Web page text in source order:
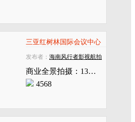
三亚红树林国际会议中心
发布者： 海南风行者影视航拍
商业全景拍摄：13976827008
4568